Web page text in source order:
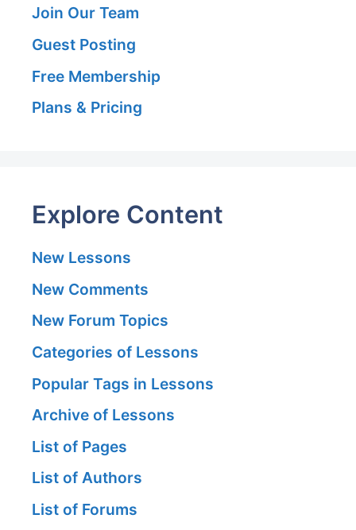
Join Our Team
Guest Posting
Free Membership
Plans & Pricing
Explore Content
New Lessons
New Comments
New Forum Topics
Categories of Lessons
Popular Tags in Lessons
Archive of Lessons
List of Pages
List of Authors
List of Forums